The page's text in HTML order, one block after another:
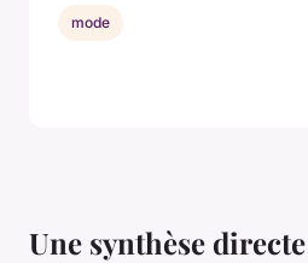
Une synthèse directe
mode